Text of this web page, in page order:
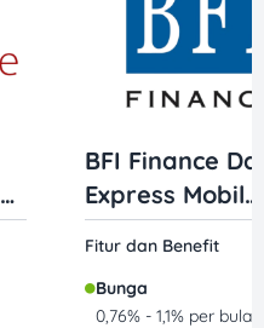
BFI Finance
Express Mobil
Jaminan BPKB
Fitur dan Benefit
Bunga
0,76% - 1,1% per bulan